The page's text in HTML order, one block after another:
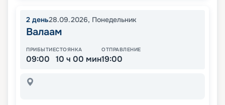
2 день28.09.2026, Понедельник
Валаам
ПРИБЫТИЕ
09:00
СТОЯНКА
10 ч 00 мин
ОТПРАВЛЕНИЕ
19:00